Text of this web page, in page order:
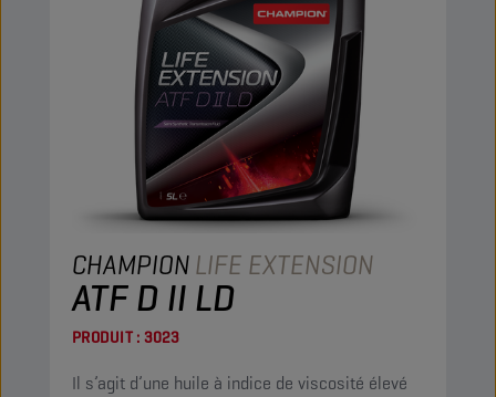
CHAMPIONLIFE EXTENSION
ATF D II LD
PRODUIT : 3023
Il s’agit d’une huile à indice de viscosité élevé